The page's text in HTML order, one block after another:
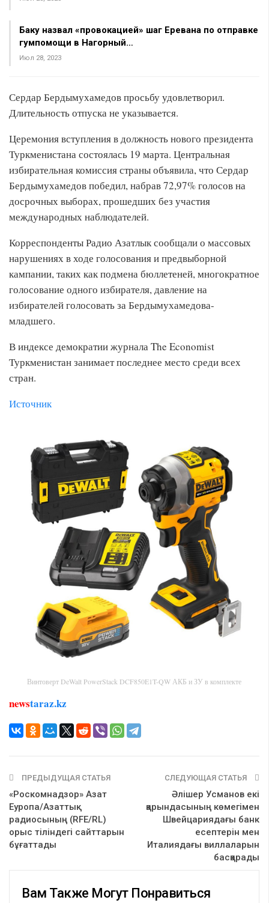
Баку назвал «провокацией» шаг Еревана по отправке
гумпомощи в Нагорный…
Июл 28, 2023
Сердар Бердымухамедов просьбу удовлетворил.
Длительность отпуска не указывается.
Церемония вступления в должность нового президента
Туркменистана состоялась 19 марта. Центральная
избирательная комиссия страны объявила, что Сердар
Бердымухамедов победил, набрав 72,97% голосов на
досрочных выборах, прошедших без участия
международных наблюдателей.
Корреспонденты Радио Азатлык сообщали о массовых
нарушениях в ходе голосования и предвыборной
кампании, таких как подмена бюллетеней, многократное
голосование одного избирателя, давление на
избирателей голосовать за Бердымухамедова-
младшего.
В индексе демократии журнала The Economist
Туркменистан занимает последнее место среди всех
стран.
Источник
Винтоверт DeWalt PowerStack DCF850E1T-QW АКБ и ЗУ в комплекте
newstaraz.kz
ПРЕДЫДУЩАЯ СТАТЬЯ
«Роскомнадзор» Азат
Еуропа/Азаттық
радиосының (RFE/RL)
орыс тіліндегі сайттарын
бұғаттады
СЛЕДУЮЩАЯ СТАТЬЯ
Әлішер Усманов екі
қарындасының көмегімен
Швейцариядағы банк
есептерін мен
Италиядағы виллаларын
басқарады
Вам Также Могут Понравиться